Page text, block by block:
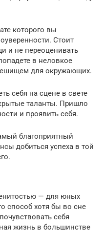
которого вы
Стоит
и не переоценивать
в неловкое
для окружающих.
себя на сцене в свете
таланты. Пришло
и проявить себя.
благоприятный
добиться успеха в той
— для юных
способ хотя бы во сне
себя
жизнь в большинстве